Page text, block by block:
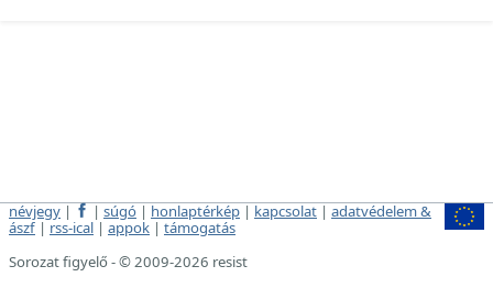
névjegy | | súgó | honlaptérkép | kapcsolat | adatvédelem &
ászf | rss-ical | appok | támogatás
Sorozat figyelő - © 2009-2026 resist